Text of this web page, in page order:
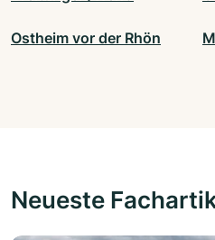
Ostheim vor der Rhön
Neueste